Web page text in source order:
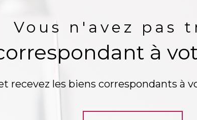
Vous n'avez pas
à
recevez les biens correspondants à